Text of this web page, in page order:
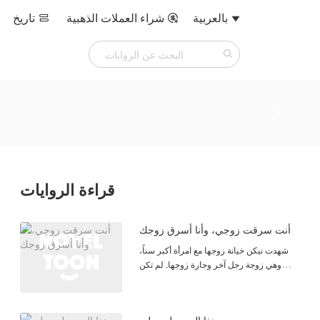
  بالعربية 
قراءة الروايات
أنت سرقت زوجي، وأنا أسرق زوجك
شهدت نيكن خيانة زوجها مع امرأة أكبر سناً،
وهي زوجة رجل آخر وجارة زوجها. لم تكن